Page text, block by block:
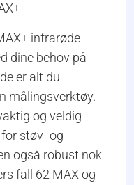
infrarøde
dine behov på
er alt du
målingsverktøy.
og veldig
støv- og
også robust nok
fall 62 MAX og